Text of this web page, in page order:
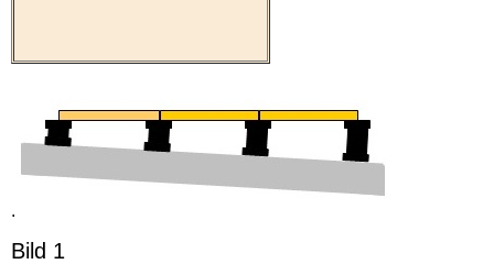
.
Bild 1